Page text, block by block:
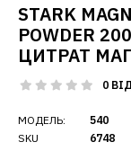
STARK
POWDER
ЦИТРАТ
0
МОДЕЛЬ:
SKU
540
6748